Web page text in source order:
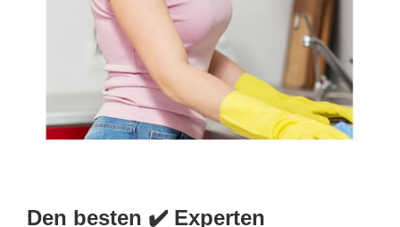
Den besten ✔️ Experten